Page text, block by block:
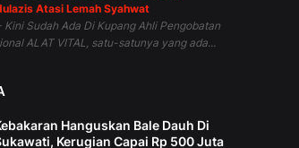
Atasi Lemah Syahwat
Kini Sudah Ada Di Kupang Ahli Pengobatan
ALAT VITAL, satu-satunya yang ada...
Hanguskan Bale Dauh Di
Kerugian Capai Rp 500 Juta